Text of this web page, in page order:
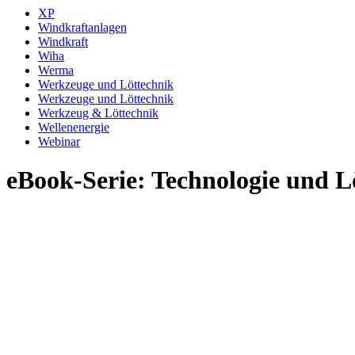
XP
Windkraftanlagen
Windkraft
Wiha
Werma
Werkzeuge und Löttechnik
Werkzeuge und Löttechnik
Werkzeug & Löttechnik
Wellenenergie
Webinar
eBook-Serie: Technologie und